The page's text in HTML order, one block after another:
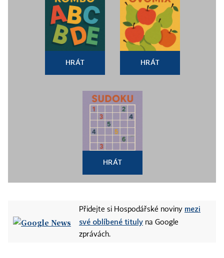
HRÁT HRÁT
HRÁT
Přidejte si Hospodářské noviny mezi
své oblíbené tituly na Google
zprávách.